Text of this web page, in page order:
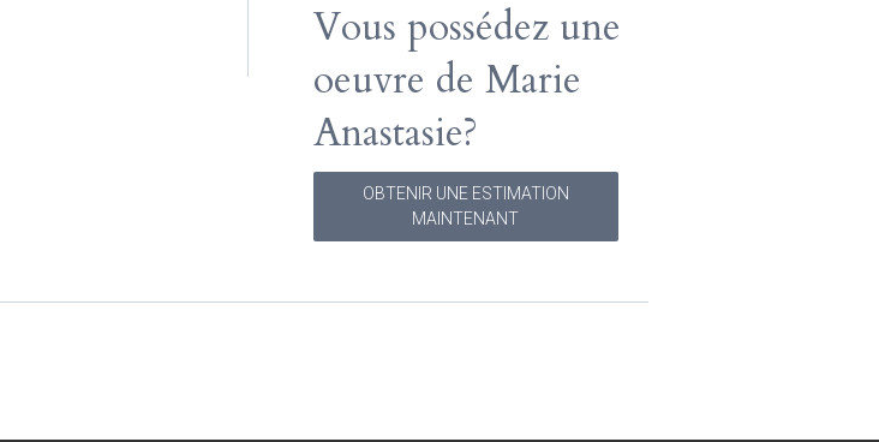
Vous possédez une
oeuvre de Marie
Anastasie?
OBTENIR UNE ESTIMATION
MAINTENANT